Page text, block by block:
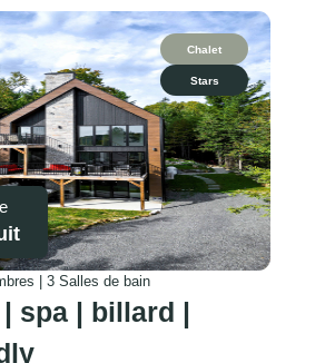
| 3 Salles de bain
spa | billard |
Chalet
Stars